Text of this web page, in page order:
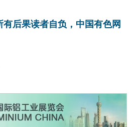
后果读者自负，中国有色网